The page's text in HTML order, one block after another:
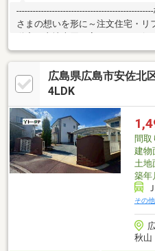
さまの想いを形に～注文住宅・リ
ンのご相談も承っております〇住
するご相談もお気軽にお問合せく
広島県広島市安佐北
4LDK
間取
建物
土地
築年
その
秋山